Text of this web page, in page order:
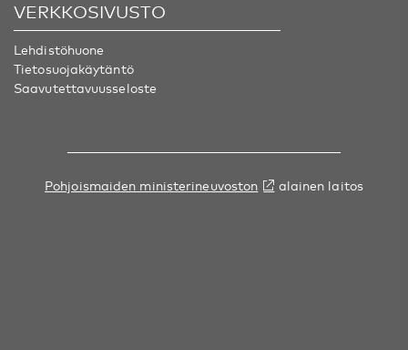
VERKKOSIVUSTO
Lehdistöhuone
Tietosuojakäytäntö
Saavutettavuusseloste
Pohjoismaiden ministerineuvoston alainen laitos